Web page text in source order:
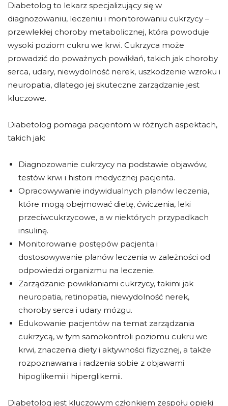
Diabetolog to lekarz specjalizujący się w
diagnozowaniu, leczeniu i monitorowaniu cukrzycy –
przewlekłej choroby metabolicznej, która powoduje
wysoki poziom cukru we krwi. Cukrzyca może
prowadzić do poważnych powikłań, takich jak choroby
serca, udary, niewydolność nerek, uszkodzenie wzroku i
neuropatia, dlatego jej skuteczne zarządzanie jest
kluczowe.
Diabetolog pomaga pacjentom w różnych aspektach,
takich jak:
Diagnozowanie cukrzycy na podstawie objawów,
testów krwi i historii medycznej pacjenta.
Opracowywanie indywidualnych planów leczenia,
które mogą obejmować dietę, ćwiczenia, leki
przeciwcukrzycowe, a w niektórych przypadkach
insulinę.
Monitorowanie postępów pacjenta i
dostosowywanie planów leczenia w zależności od
odpowiedzi organizmu na leczenie.
Zarządzanie powikłaniami cukrzycy, takimi jak
neuropatia, retinopatia, niewydolność nerek,
choroby serca i udary mózgu.
Edukowanie pacjentów na temat zarządzania
cukrzycą, w tym samokontroli poziomu cukru we
krwi, znaczenia diety i aktywności fizycznej, a także
rozpoznawania i radzenia sobie z objawami
hipoglikemii i hiperglikemii.
Diabetolog jest kluczowym członkiem zespołu opieki